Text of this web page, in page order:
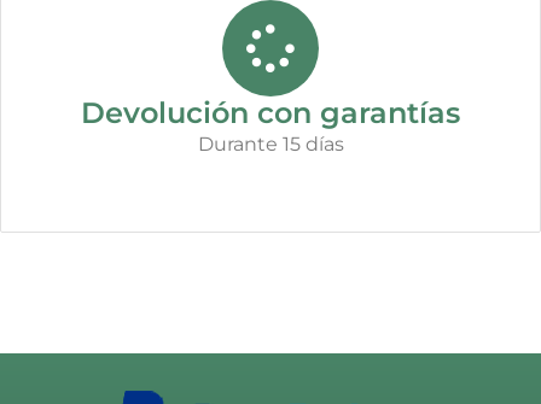
Devolución con garantías
Durante 15 días